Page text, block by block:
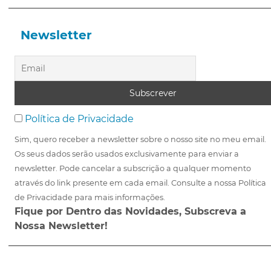
Newsletter
Política de Privacidade
Sim, quero receber a newsletter sobre o nosso site no meu email.
Os seus dados serão usados exclusivamente para enviar a
newsletter. Pode cancelar a subscrição a qualquer momento
através do link presente em cada email. Consulte a nossa Política
de Privacidade para mais informações.
Fique por Dentro das Novidades, Subscreva a
Nossa Newsletter!